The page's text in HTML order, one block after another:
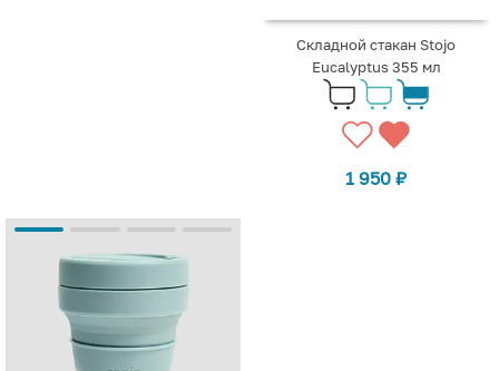
Складной стакан Stojo
Eucalyptus 355 мл
1 950 ₽